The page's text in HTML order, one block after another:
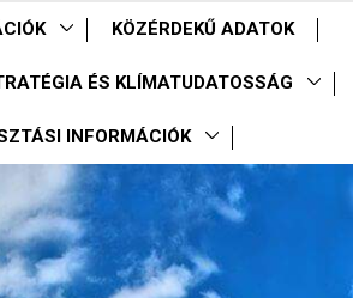
KÖZÉRDEKŰ ADATOK
ÉS KLÍMATUDATOSSÁG
INFORMÁCIÓK